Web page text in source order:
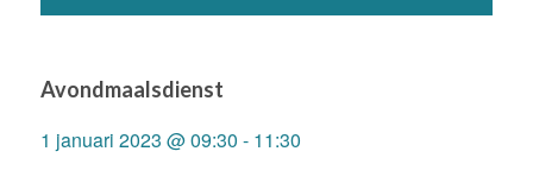
Avondmaalsdienst
1 januari 2023 @ 09:30 - 11:30